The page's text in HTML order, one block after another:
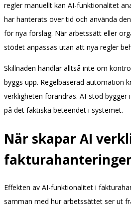
regler manuellt kan AI-funktionalitet
har hanterats över tid och använda
för nya förslag. När arbetssätt eller
stödet anpassas utan att nya regler
Skillnaden handlar alltså inte om
byggs upp. Regelbaserad automation
verkligheten förändras. AI-stöd bygger
på det faktiska beteendet i systemet.
När skapar AI
Effekten av AI-funktionalitet i
samman med hur arbetssättet ser ut